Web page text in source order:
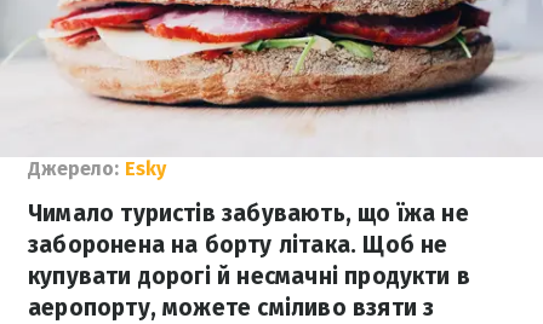
Джерело: Esky
Чимало туристів забувають, що їжа не
заборонена на борту літака. Щоб не
купувати дорогі й несмачні продукти в
аеропорту, можете сміливо взяти з